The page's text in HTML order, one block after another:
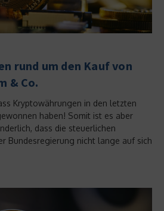
rund um den Kauf von
& Co.
Kryptowährungen in den letzten
haben! Somit ist es aber
dass die steuerlichen
Bundesregierung nicht lange auf sich